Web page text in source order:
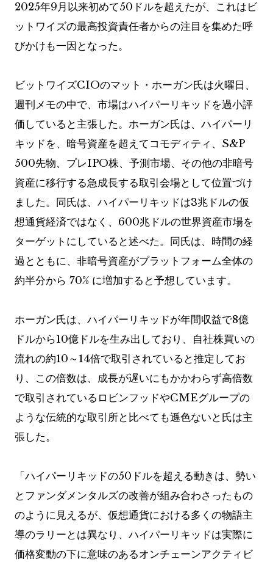
2025年9月以来初めて50ドルを超えたが、これはビ
ットワイズの最高投資責任者からの注目を集めた呼
びかけも一因となった。
ビットワイズCIOのマット・ホーガン氏は火曜日、
週刊メモの中で、市場はハイパーリキッドを過小評
価していると主張した。ホーガン氏は、ハイパーリ
キッドを、暗号資産を超えてコモディティ、S&P
500先物、プレIPO株、予測市場、その他の非暗号
資産に移行する急成長する取引会場として位置づけ
ました。同氏は、ハイパーリキッドは3兆ドルの仮
想通貨経済ではなく、600兆ドルの世界資産市場を
ターゲットにしていると述べた。同氏は、時間の経
過とともに、非暗号資産がプラットフォーム全体の
約半分から 70% に増加すると予想しています。
ホーガン氏は、ハイパーリキッドが年間収益で8億
ドルから10億ドルを生み出しており、自社株買いの
流れの約10～14倍で取引されていると推定してお
り、この倍数は、成長が遅いにもかかわらず高倍数
で取引されているロビンフッドやCMEグループの
ような伝統的な取引所と比べても遜色ないと氏は主
張した。
「ハイパーリキッドの50ドルを超える動きは、勢い
とファンダメンタルズの改善が組み合わさったもの
のように見えるが、仮想通貨における多くの物語主
導のラリーとは異なり、ハイパーリキッドは実際に
価格変動の下に意味のあるオンチェーンアクティビ